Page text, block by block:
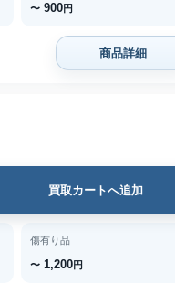
〜 900円
商品詳細
買取カートへ追加
傷有り品
〜 1,200円